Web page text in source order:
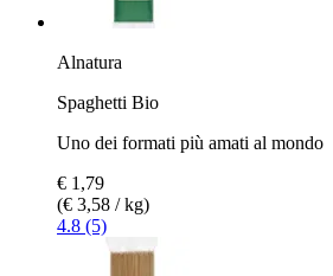
Alnatura
Spaghetti Bio
Uno dei formati più amati al mondo
€ 1,79
(€ 3,58 / kg)
4.8 (5)